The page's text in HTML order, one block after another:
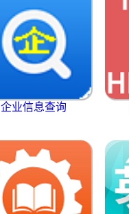
企业信息查询